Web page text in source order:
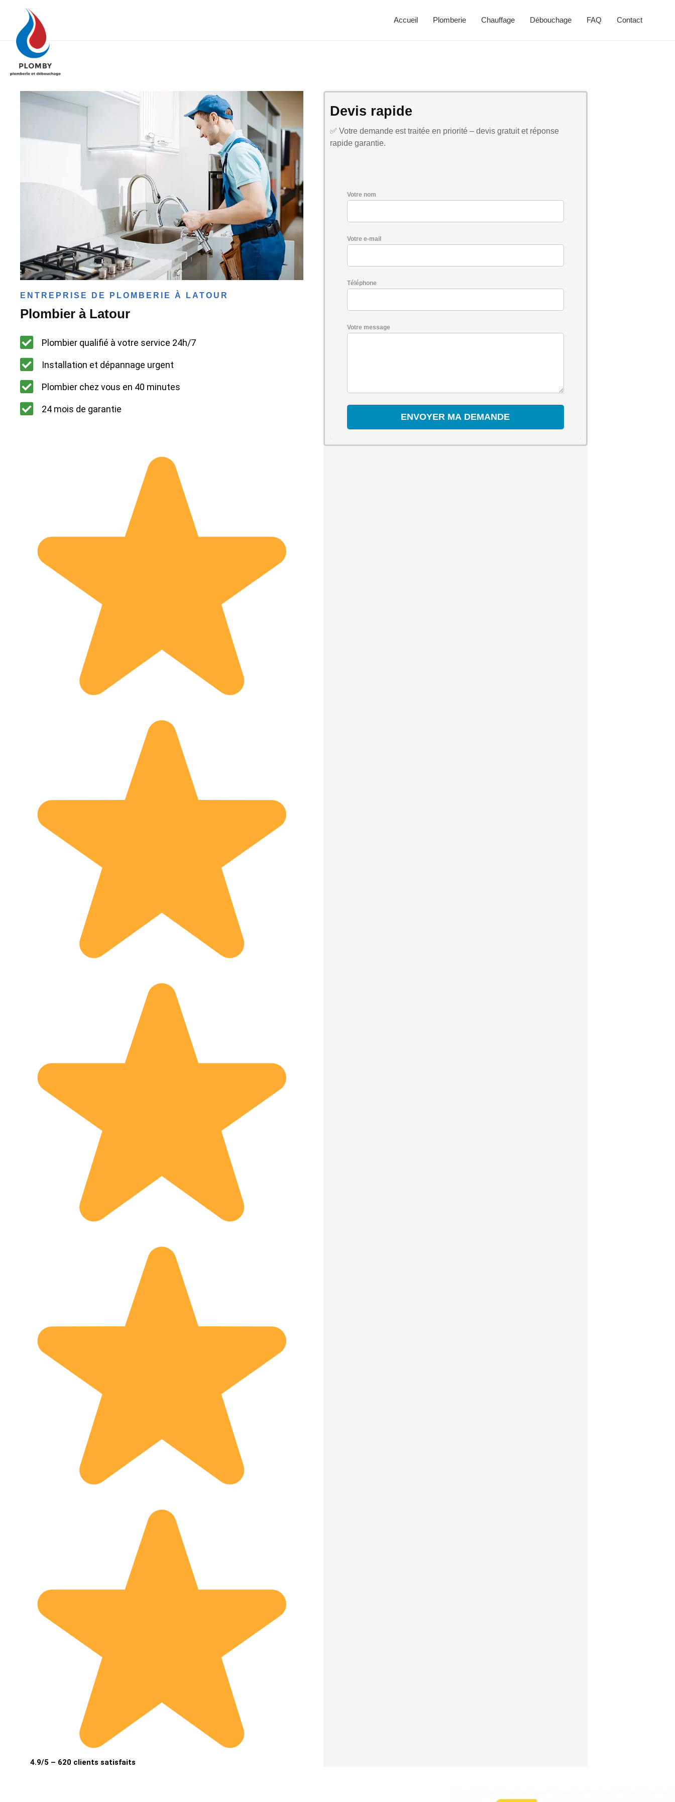
Accueil Plomberie Chauffage Débouchage FAQ Contact
ENTREPRISE DE PLOMBERIE À LATOUR
Plombier à Latour
Plombier qualifié à votre service 24h/7
Installation et dépannage urgent
Plombier chez vous en 40 minutes
24 mois de garantie
4.9/5 – 620 clients satisfaits
Devis rapide
✅ Votre demande est traitée en priorité – devis gratuit et réponse
rapide garantie.
Votre nom
Votre e-mail
Téléphone
Votre message